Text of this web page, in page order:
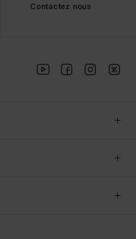
Contactez nous